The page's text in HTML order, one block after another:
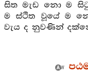
සිත මැඩ නො ම
ම ස්ථිත වූයේ ම
වැය ද නුවණින්